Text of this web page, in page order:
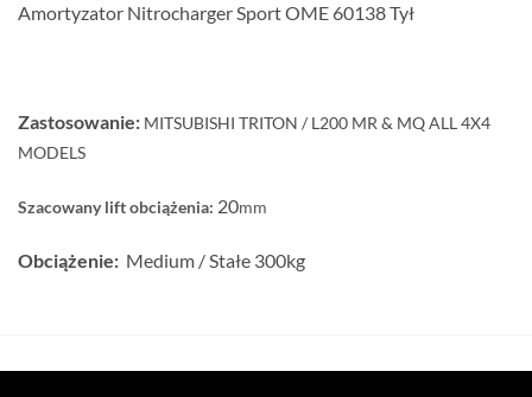
Amortyzator Nitrocharger Sport OME 60138 Tył
Zastosowanie: MITSUBISHI TRITON / L200 MR & MQ ALL 4X4
MODELS
Szacowany lift obciążenia: 20mm
Obciążenie: Medium / Stałe 300kg